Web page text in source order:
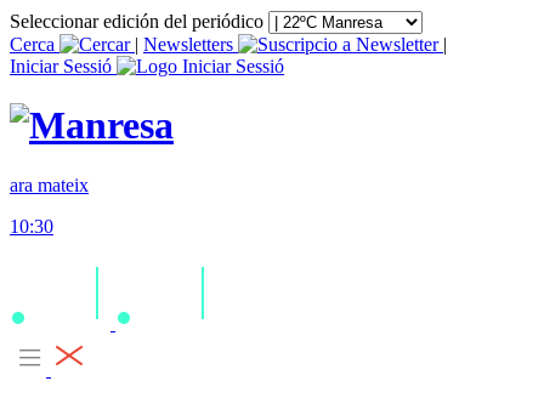
Seleccionar edición del periódico
Cerca
| Newsletters
|
Iniciar Sessió
ara mateix
10:30